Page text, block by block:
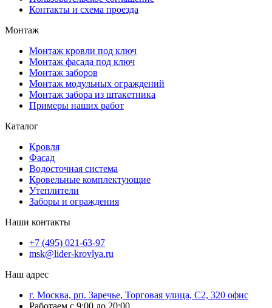
Контакты и схема проезда
Монтаж
Монтаж кровли под ключ
Монтаж фасада под ключ
Монтаж заборов
Монтаж модульных ограждений
Монтаж забора из штакетника
Примеры наших работ
Каталог
Кровля
Фасад
Водосточная система
Кровельные комплектующие
Утеплители
Заборы и ограждения
Наши контакты
+7 (495) 021-63-97
msk@lider-krovlya.ru
Наш адрес
г. Москва, рп. Заречье, Торговая улица, С2, 320 офис
Работаем с 9:00 до 20:00